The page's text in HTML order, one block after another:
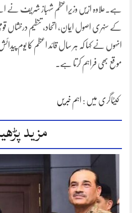
ہے۔علاوہ ازیں وزیراعظم شہباز شریف نے
کے سنہری اصول ایمان، اتحاد، تنظیم درخشاں
انہوں نے کہا کہ ہر سال قائد اعظم کا یوم
موقع بھی فراہم کرتا ہے۔
کیٹاگری میں : اہم خبریں
مزید